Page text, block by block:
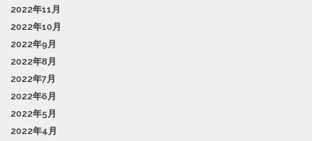
2022年11月
2022年10月
2022年9月
2022年8月
2022年7月
2022年6月
2022年5月
2022年4月